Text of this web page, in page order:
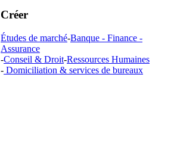
Créer
Études de marché-Banque - Finance -
Assurance
-Conseil & Droit-Ressources Humaines
- Domiciliation & services de bureaux